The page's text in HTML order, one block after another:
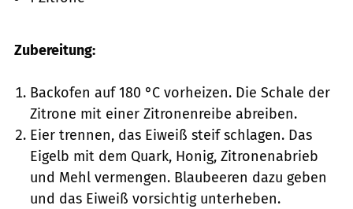
Zubereitung:
Backofen auf 180 °C vorheizen. Die Schale der
Zitrone mit einer Zitronenreibe abreiben.
Eier trennen, das Eiweiß steif schlagen. Das
Eigelb mit dem Quark, Honig, Zitronenabrieb
und Mehl vermengen. Blaubeeren dazu geben
und das Eiweiß vorsichtig unterheben.